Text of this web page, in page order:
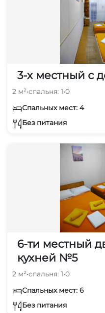
3-х местный с
2 м²•спальня: 1•0
Спальных мест: 4
Без питания
6-ти местный
кухней №5
2 м²•спальня: 1•0
Спальных мест: 6
Без питания